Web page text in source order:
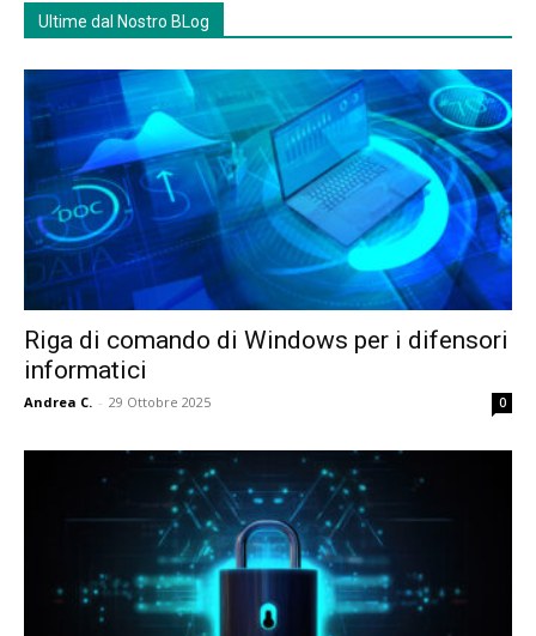
Ultime dal Nostro BLog
Riga di comando di Windows per i difensori
informatici
Andrea C. - 29 Ottobre 2025 0